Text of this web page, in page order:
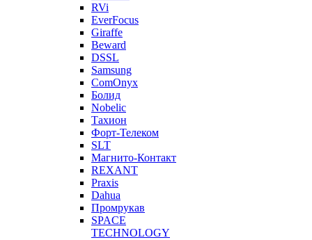
RVi
EverFocus
Giraffe
Beward
DSSL
Samsung
ComOnyx
Болид
Nobelic
Тахион
Форт-Телеком
SLT
Магнито-Контакт
REXANT
Praxis
Dahua
Промрукав
SPACE
TECHNOLOGY